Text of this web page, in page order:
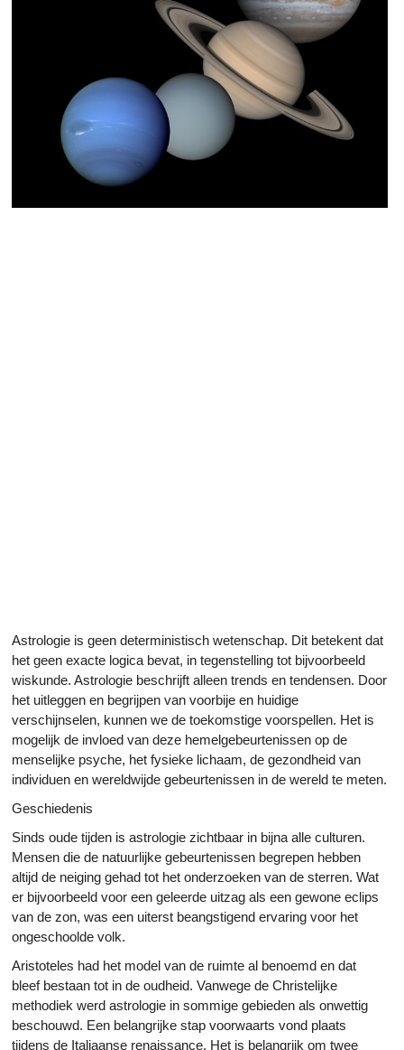
Astrologie is geen deterministisch wetenschap. Dit betekent dat
het geen exacte logica bevat, in tegenstelling tot bijvoorbeeld
wiskunde. Astrologie beschrijft alleen trends en tendensen. Door
het uitleggen en begrijpen van voorbije en huidige
verschijnselen, kunnen we de toekomstige voorspellen. Het is
mogelijk de invloed van deze hemelgebeurtenissen op de
menselijke psyche, het fysieke lichaam, de gezondheid van
individuen en wereldwijde gebeurtenissen in de wereld te meten.
Geschiedenis
Sinds oude tijden is astrologie zichtbaar in bijna alle culturen.
Mensen die de natuurlijke gebeurtenissen begrepen hebben
altijd de neiging gehad tot het onderzoeken van de sterren. Wat
er bijvoorbeeld voor een geleerde uitzag als een gewone eclips
van de zon, was een uiterst beangstigend ervaring voor het
ongeschoolde volk.
Aristoteles had het model van de ruimte al benoemd en dat
bleef bestaan tot in de oudheid. Vanwege de Christelijke
methodiek werd astrologie in sommige gebieden als onwettig
beschouwd. Een belangrijke stap voorwaarts vond plaats
tijdens de Italiaanse renaissance. Het is belangrijk om twee